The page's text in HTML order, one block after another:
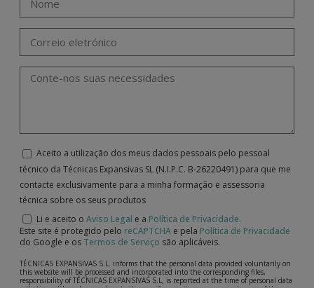
Aceito a utilização dos meus dados pessoais pelo pessoal
técnico da Técnicas Expansivas SL (N.I.P.C. B-26220491) para que me
contacte exclusivamente para a minha formação e assessoria
técnica sobre os seus produtos
Li e aceito o Aviso Legal e a Política de Privacidade.
Este site é protegido pelo reCAPTCHA e pela Política de Privacidade
do Google e os Termos de Serviço são aplicáveis.
TÉCNICAS EXPANSIVAS S.L. informs that the personal data provided voluntarily on
this website will be processed and incorporated into the corresponding files,
responsibility of TÉCNICAS EXPANSIVAS S.L, is reported at the time of personal data